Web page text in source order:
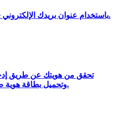
قم بالتسجيل في Bitrue باستخدام عنوان بريدك الإلكتروني.
تحقق من هويتك عن طريق
وتحميل بطاقة هوية صالحة تحتوي على صورة.